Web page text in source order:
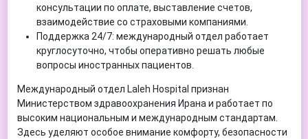
консультации по оплате, выставление счетов,
взаимодействие со страховыми компаниями.
Поддержка 24/7: международный отдел работает
круглосуточно, чтобы оперативно решать любые
вопросы иностранных пациентов.
Международный отдел Laleh Hospital признан
Министерством здравоохранения Ирана и работает по
высоким национальным и международным стандартам.
Здесь уделяют особое внимание комфорту, безопасности